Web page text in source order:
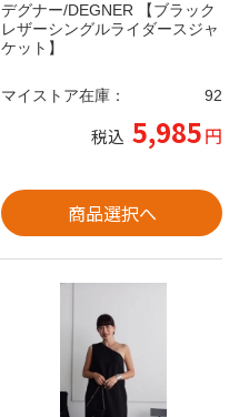
デグナー/DEGNER 【ブラック
レザーシングルライダースジャ
ケット】
マイストア在庫： 92
税込 5,985円
商品選択へ